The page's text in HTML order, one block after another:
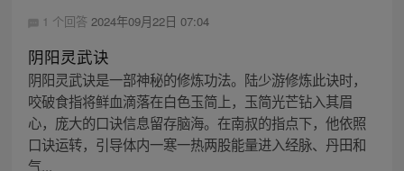
1 个回答 2024年09月22日 07:04
阴阳灵武诀
阴阳灵武诀是一部神秘的修炼功法。陆少游修炼此诀时，
咬破食指将鲜血滴落在白色玉简上，玉简光芒钻入其眉
心，庞大的口诀信息留存脑海。在南叔的指点下，他依照
口诀运转，引导体内一寒一热两股能量进入经脉、丹田和
气...